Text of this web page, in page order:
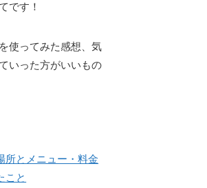
です！
使ってみた感想、気
いった方がいいもの
所とメニュー・料金
こと